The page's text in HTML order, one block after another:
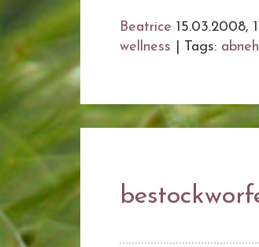
Beatrice 15.03.2008,
wellness
Tags: